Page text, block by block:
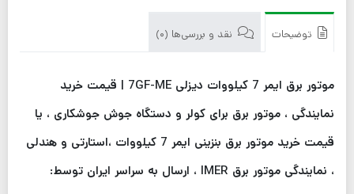
توضیحات نقد و بررسی‌ها (0)
موتور برق ایمر 7 کیلووات دیزلی 7GF-ME | قیمت خرید
نمایندگی ، موتور برق برای کولر و دستگاه جوش جوشکاری ، یا
قیمت خرید موتور برق بنزینی ایمر 7 کیلووات ،استارتی و هندلی
، نمایندگی موتور برق IMER ، ارسال به سراسر ایران توسط: